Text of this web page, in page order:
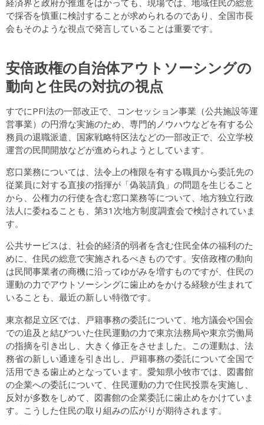
経済界と政府が推進をはかっても、現場では、地域住民の総意
で採否を慎重に検討することが求められるのであり、全国市長
会もそのような視点で発言していることは重要です。
安倍政権の自治体アウトソーシングの
動向と住民の対抗の視点
すでにPFI法の一部改正で、コンセッション事業（公共施設等運
営事業）の円滑な実施のため、専門的ノウハウなどを有する公
務員の退職派遣、国家戦略特区法などの一部改正で、公立学校
運営の民間開放などが進められようとしています。
窓口業務については、法令上の権限を有する職員から委託先の
従業員に対する直接の指揮が「偽装請負」の問題を生じること
から、公権力の行使を含む窓口業務等について、地方独立行政
法人に委ねることも、第31次地方制度調査会で検討されていま
す。
公共サービスは、社会的経済的弱者を含む住民全体の福利のた
めに、住民の総意で実施されるべきものです。安倍政権の動向
は民間事業者の商機に沿ってゆがみを増すものですが、住民の
運動の力でアウトソーシングに歯止めをかける経験が生まれて
いることも、最近の新しい特徴です。
東京都足立区では、戸籍事務の委託について、地方議会や国会
での追及と結びついた住民運動の力で東京法務局や東京労働局
の指摘を引き出し、大きく修正をさせました。この運動は、法
務省の新しい通達を引き出し、戸籍事務の委託について全国で
活用できる歯止めとなっています。愛知県小牧市では、図書館
の企業への委託について、住民運動の力で住民投票を実施し、
反対が多数をしめて、図書館の企業委託に歯止めをかけていま
す。こうした住民の取り組みの広がりが期待されます。